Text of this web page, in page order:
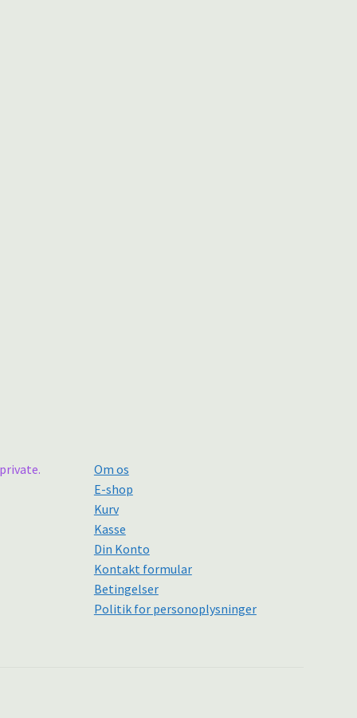
Om os
E-shop
Kurv
Kasse
Din Konto
Kontakt formular
Betingelser
Politik for personoplysninger